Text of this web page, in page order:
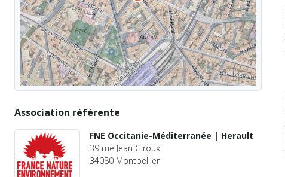
Association référente
FNE Occitanie-Méditerranée | Herault
39 rue Jean Giroux
34080 Montpellier